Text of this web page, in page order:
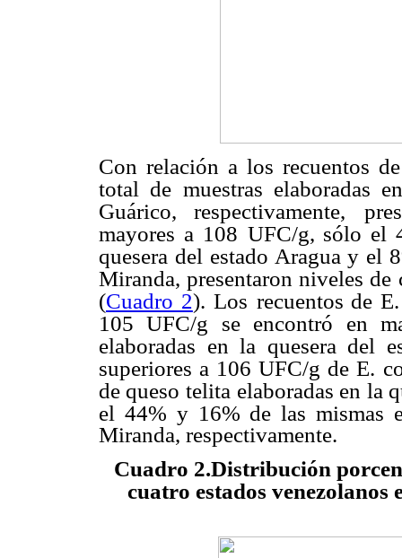
Con relación a los recuentos
total de muestras elaboradas
Guárico, respectivamente,
mayores a 108 UFC/g, sólo el
quesera del estado Aragua y el
Miranda, presentaron niveles de
(Cuadro 2). Los recuentos de
105 UFC/g se encontró en
elaboradas en la quesera del
superiores a 106 UFC/g de E.
de queso telita elaboradas en la
el 44% y 16% de las mismas
Miranda, respectivamente.
Cuadro 2.Distribución
cuatro estados venezolanos